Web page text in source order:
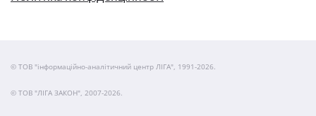
© ТОВ "інформаційно-аналітичний центр ЛІГА", 1991-2026.
© ТОВ "ЛІГА ЗАКОН", 2007-2026.